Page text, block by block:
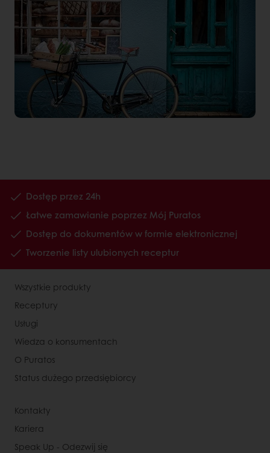
Dostęp przez 24h
Łatwe zamawianie poprzez Mój Puratos
Dostęp do dokumentów w formie elektronicznej
Tworzenie listy ulubionych receptur
Wszystkie produkty
Receptury
Usługi
Wiedza o konsumentach
O Puratos
Status dużego przedsiębiorcy
Kontakty
Kariera
Speak Up - Odezwij się